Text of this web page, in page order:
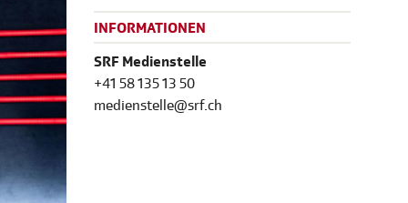
INFORMATIONEN
SRF Medienstelle
+41 58 135 13 50
medienstelle@srf.ch